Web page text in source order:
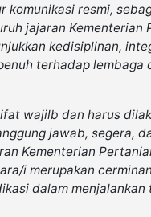
komunikasi resmi,
jajaran Kementerian
kedisiplinan,
terhadap lembaga
wajilb dan harus
jawab, segera,
Kementerian
i merupakan
dalam menjalankan